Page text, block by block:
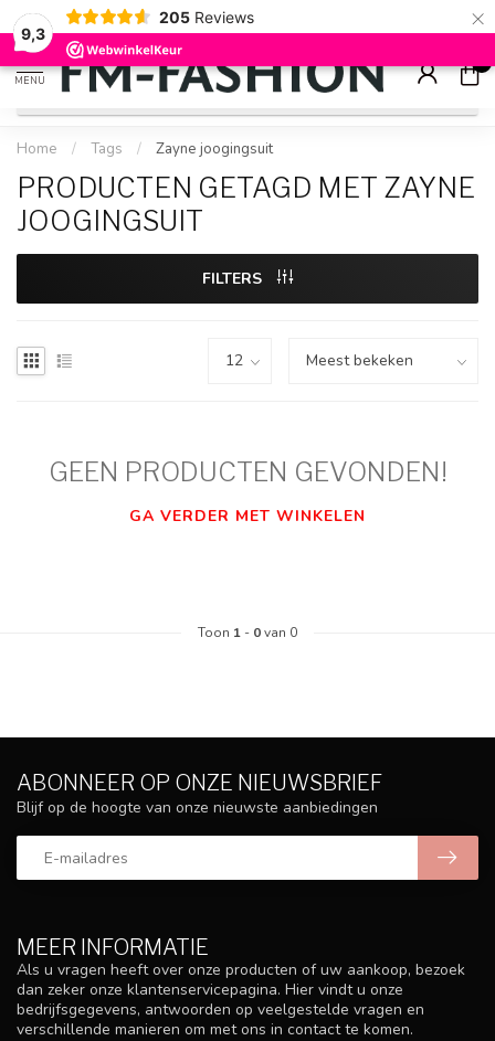
9,3
205 Reviews ×
Check onzesale artikelenvoor flinke kortingen
MENU
0
Home / Tags / Zayne joogingsuit
PRODUCTEN GETAGD MET ZAYNE
JOOGINGSUIT
FILTERS
GEEN PRODUCTEN GEVONDEN!
GA VERDER MET WINKELEN
Toon 1 - 0van 0
MEER INFORMATIE
Als u vragen heeft over onze producten of uw aankoop, bezoek
dan zeker onze klantenservicepagina. Hier vindt u onze
bedrijfsgegevens, antwoorden op veelgestelde vragen en
verschillende manieren om met ons in contact te komen.
ABONNEER OP ONZE NIEUWSBRIEF
Blijf op de hoogte van onze nieuwste aanbiedingen